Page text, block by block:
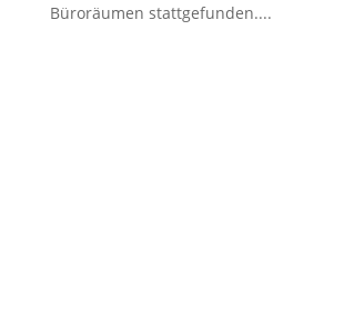
Büroräumen stattgefunden....